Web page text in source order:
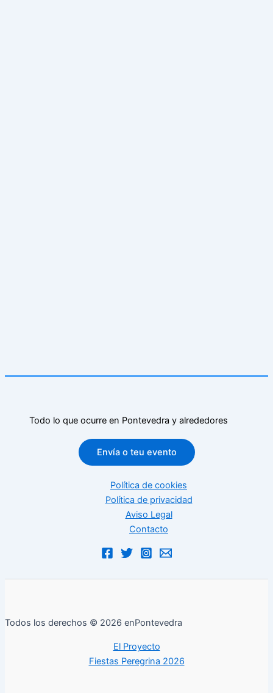
Todo lo que ocurre en Pontevedra y alrededores
Envía o teu evento
Política de cookies
Política de privacidad
Aviso Legal
Contacto
Todos los derechos © 2026 enPontevedra
El Proyecto
Fiestas Peregrina 2026